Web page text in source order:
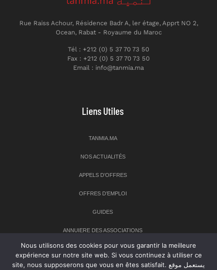
Rue Raiss Achour, Résidence Badr A, ler étage, Apprt NO 2,
Ocean, Rabat - Royaume du Maroc
Tél : +212 (0) 5 37 70 73 50
Fax : +212 (0) 5 37 70 73 50
Email : info@tanmia.ma
Liens Utiles
TANMIA.MA
NOS ACTUALITÉS
APPELS D’OFFRES
OFFRES D’EMPLOI
GUIDES
ANNUIERE DES ASSOCIATIONS
Newsletter
Nous utilisons des cookies pour vous garantir la meilleure
expérience sur notre site web. Si vous continuez à utiliser ce
site, nous supposerons que vous en êtes satisfait. يستعمل موقع